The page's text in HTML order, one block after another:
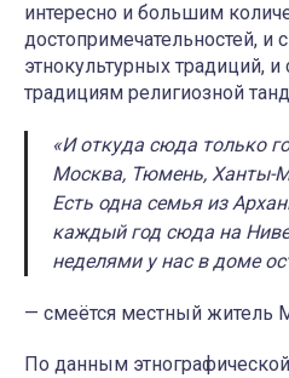
интересно и большим
достопримечательностей,
этнокультурных традиций,
традициям религиозной
«И откуда сюда только
Москва, Тюмень, Ханты-
Есть одна семья из
каждый год сюда на
неделями у нас в доме
— смеётся местный житель
По данным